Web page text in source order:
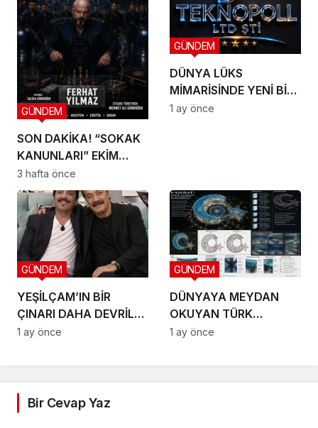
SON DAKİKA! “SOKAK
KANUNLARI” EKİM
AYINDA SETE ÇIKIYOR
GÜNDEM
3 hafta önce
DÜNYA LÜKS
MİMARİSİNDE YENİ BİR
DÖNEM BAŞLIYOR
GÜNDEM
1 ay önce
YEŞİLÇAM’IN BİR
ÇINARI DAHA DEVRİLDİ:
HOŞÇA KAL CANIM
GÜNDEM
1 ay önce
DÜNYAYA MEYDAN
OKUYAN TÜRK
VİZYONU TEKNOPOLL
GÜNDEM
1 ay önce
Bir Cevap Yaz